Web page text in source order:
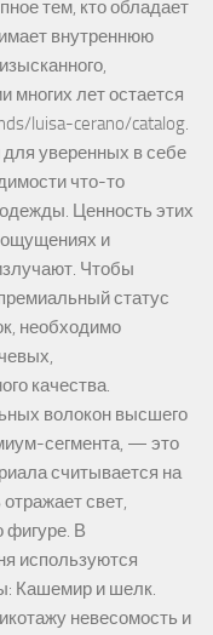
тем, кто обладает
внутреннюю
многих лет остается
luisa-cerano/catalog.
уверенных в себе
что-то
Ценность этих
ощущениях и
Чтобы
статус
необходимо
качества.
волокон высшего
сегмента, — это
считывается на
свет,
фигуре. В
используются
Кашемир и шелк.
невесомость и